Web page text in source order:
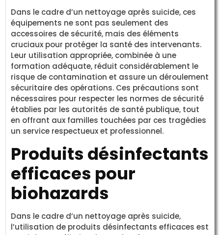
Dans le cadre d’un nettoyage après suicide, ces
équipements ne sont pas seulement des
accessoires de sécurité, mais des éléments
cruciaux pour protéger la santé des intervenants.
Leur utilisation appropriée, combinée à une
formation adéquate, réduit considérablement le
risque de contamination et assure un déroulement
sécuritaire des opérations. Ces précautions sont
nécessaires pour respecter les normes de sécurité
établies par les autorités de santé publique, tout
en offrant aux familles touchées par ces tragédies
un service respectueux et professionnel.
Produits désinfectants
efficaces pour
biohazards
Dans le cadre d’un nettoyage après suicide,
l’utilisation de produits désinfectants efficaces est